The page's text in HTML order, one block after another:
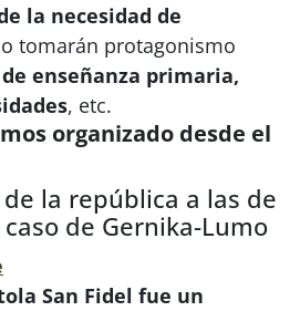
la necesidad de
tomarán protagonismo
enseñanza primaria,
, etc.
organizado desde el
la república a las de
de Gernika-Lumo
San Fidel fue un